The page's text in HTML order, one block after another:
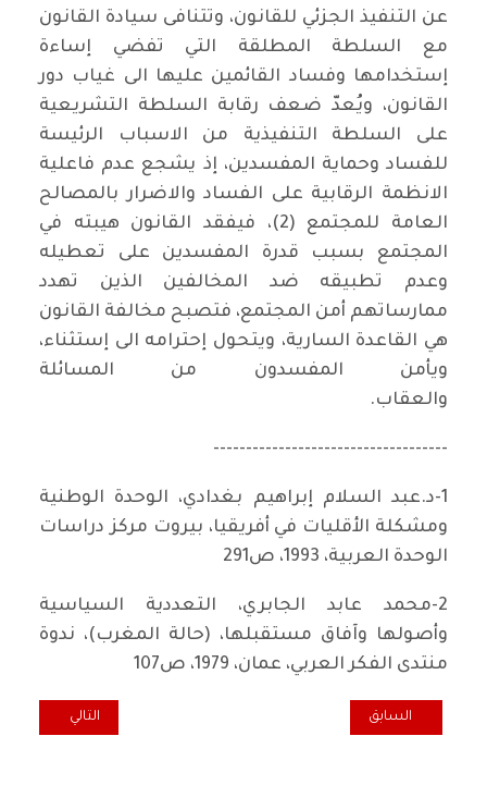
عن التنفيذ الجزئي للقانون، وتتنافى سيادة القانون
مع السلطة المطلقة التي تفضي إساءة
إستخدامها وفساد القائمين عليها الى غياب دور
القانون، ويُعدّ ضعف رقابة السلطة التشريعية
على السلطة التنفيذية من الاسباب الرئيسة
للفساد وحماية المفسدين، إذ يشجع عدم فاعلية
الانظمة الرقابية على الفساد والاضرار بالمصالح
العامة للمجتمع (2)، فيفقد القانون هيبته في
المجتمع بسبب قدرة المفسدين على تعطيله
وعدم تطبيقه ضد المخالفين الذين تهدد
ممارساتهم أمن المجتمع، فتصبح مخالفة القانون
هي القاعدة السارية، ويتحول إحترامه الى إستثناء،
ويأمن المفسدون من المسائلة
والعقاب.
------------------------------------
1-د.عبد السلام إبراهيم بغدادي، الوحدة الوطنية
ومشكلة الأقليات في أفريقيا، بيروت مركز دراسات
الوحدة العربية، 1993، ص291
2-محمد عابد الجابري، التعددية السياسية
وأصولها وآفاق مستقبلها، (حالة المغرب)، ندوة
منتدى الفكر العربي، عمان، 1979، ص107
المقال السابق: بغداد، مدينتي في القلب
السابق المقال التالي:
التالي